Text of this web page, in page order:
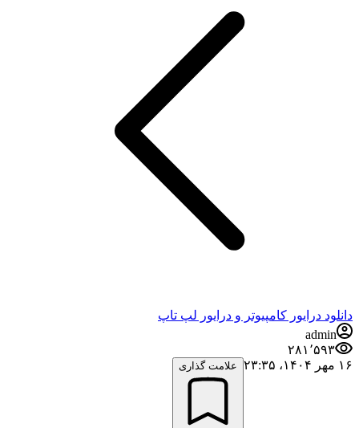
درایور کامپیوتر و درایور لپ تاپ
علامت گذاری